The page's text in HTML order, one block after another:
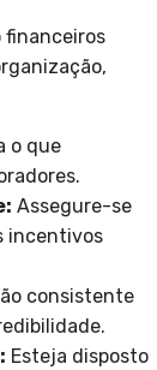
financeiros
o que
Assegure-se
incentivos
consistente
Esteja disposto